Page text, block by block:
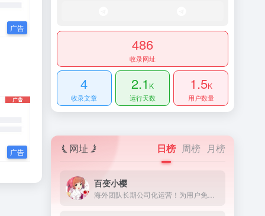
486
收录网址
4
收录文章
2.1 K
运行天数
1.5K
用户数量
网址 日榜 周榜 月榜
百变小樱